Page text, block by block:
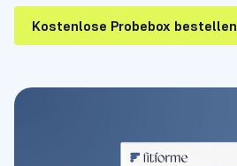
Kostenlose Probebox bestellen